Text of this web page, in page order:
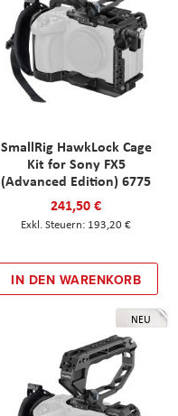
SmallRig HawkLock Cage
Kit for Sony FX5
(Advanced Edition) 6775
241,50 €
193,20 €
IN DEN WARENKORB
NEU